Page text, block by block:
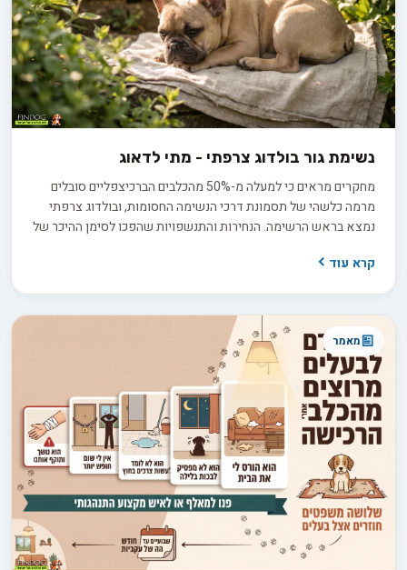
נשימת גור בולדוג צרפתי - מתי לדאוג
מחקרים מראים כי למעלה מ-50% מהכלבים הברכיצפליים סובלים
מרמה כלשהי של תסמונת דרכי הנשימה החסומות, ובולדוג צרפתי
נמצא בראש הרשימה. הנחירות והתנשפויות שהפכו לסימן ההיכר של
נשימה תקינה למצוקה אמיתית היא הכלי החשוב ביותר שלכם, הן
לקבל החלטה אחראית ומושכלת.
קרא עוד
מאמר